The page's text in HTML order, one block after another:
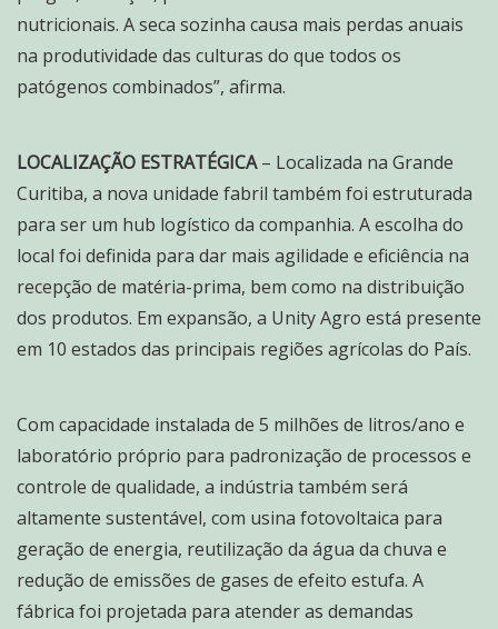
nutricionais. A seca sozinha causa mais perdas anuais
na produtividade das culturas do que todos os
patógenos combinados”, afirma.
LOCALIZAÇÃO ESTRATÉGICA– Localizada na Grande
Curitiba, a nova unidade fabril também foi estruturada
para ser um hub logístico da companhia. A escolha do
local foi definida para dar mais agilidade e eficiência na
recepção de matéria-prima, bem como na distribuição
dos produtos. Em expansão, a Unity Agro está presente
em 10 estados das principais regiões agrícolas do País.
Com capacidade instalada de 5 milhões de litros/ano e
laboratório próprio para padronização de processos e
controle de qualidade, a indústria também será
altamente sustentável, com usina fotovoltaica para
geração de energia, reutilização da água da chuva e
redução de emissões de gases de efeito estufa. A
fábrica foi projetada para atender as demandas